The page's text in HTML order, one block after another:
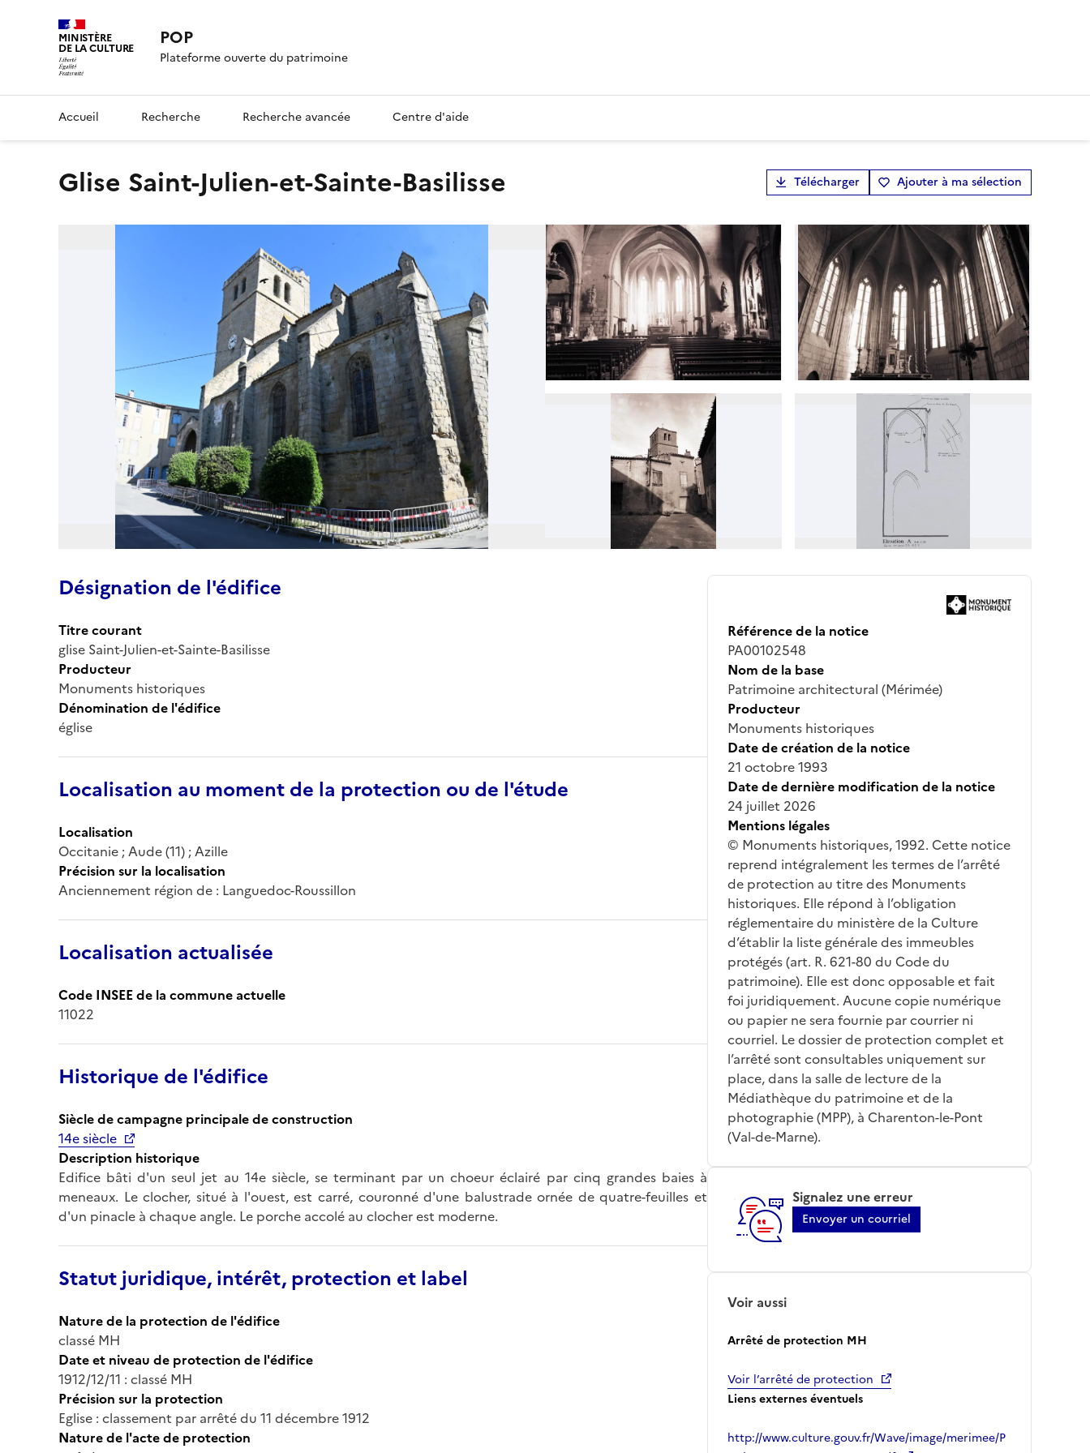
MINISTÈRE
DE LA CULTURE POP
Plateforme ouverte du patrimoine
Accueil Recherche Recherche avancée Centre d'aide
glise Saint-Julien-et-Sainte-Basilisse Télécharger Ajouter à ma sélection
Désignation de l'édifice
Titre courant
glise Saint-Julien-et-Sainte-Basilisse
Producteur
Monuments historiques
Dénomination de l'édifice
église
Localisation au moment de la protection ou de l'étude
Localisation
Occitanie ; Aude (11) ; Azille
Précision sur la localisation
Anciennement région de : Languedoc-Roussillon
Localisation actualisée
Code INSEE de la commune actuelle
11022
Historique de l'édifice
Siècle de campagne principale de construction
14e siècle
Description historique
Edifice bâti d'un seul jet au 14e siècle, se terminant par un choeur éclairé par cinq grandes baies à
meneaux. Le clocher, situé à l'ouest, est carré, couronné d'une balustrade ornée de quatre-feuilles et
d'un pinacle à chaque angle. Le porche accolé au clocher est moderne.
Statut juridique, intérêt, protection et label
Nature de la protection de l'édifice
classé MH
Date et niveau de protection de l'édifice
1912/12/11 : classé MH
Précision sur la protection
Eglise : classement par arrêté du 11 décembre 1912
Nature de l'acte de protection
Référence de la notice
PA00102548
Nom de la base
Patrimoine architectural (Mérimée)
Producteur
Monuments historiques
Date de création de la notice
21 octobre 1993
Date de dernière modification de la notice
24 juillet 2026
Mentions légales
© Monuments historiques, 1992. Cette notice
reprend intégralement les termes de l’arrêté
de protection au titre des Monuments
historiques. Elle répond à l’obligation
réglementaire du ministère de la Culture
d’établir la liste générale des immeubles
protégés (art. R. 621-80 du Code du
patrimoine). Elle est donc opposable et fait
foi juridiquement. Aucune copie numérique
ou papier ne sera fournie par courrier ni
courriel. Le dossier de protection complet et
l’arrêté sont consultables uniquement sur
place, dans la salle de lecture de la
Médiathèque du patrimoine et de la
photographie (MPP), à Charenton-le-Pont
(Val-de-Marne).
Signalez une erreur
Envoyer un courriel
Voir aussi
Arrêté de protection MH
Voir l’arrêté de protection
Liens externes éventuels
http://www.culture.gouv.fr/Wave/image/merimee/P